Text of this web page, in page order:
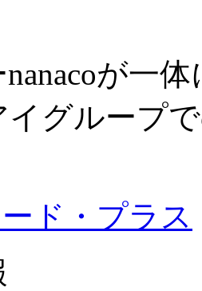
が一
イグループ
ド・プラス